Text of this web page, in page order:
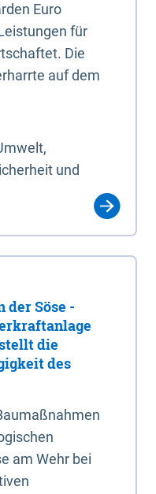
Euro
für
Die
auf dem
und
der Söse -
die
des
am Wehr bei